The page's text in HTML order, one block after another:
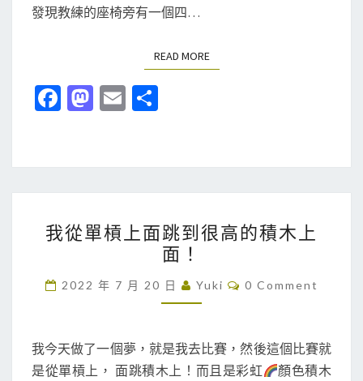
小
記
發現教練的座椅旁有一個四…
READ MOREREAD MORE
Fa
o
o
k
M
d
o
n
E
l
從
單
槓
上
跳
到
我從單槓上面跳到很高的積木上
面！
2022 年 7 月 20 日 Yuki
C
N
T
S
0 Comment
我今天做了一個夢，就是我去比賽，然後這個比賽就
是從單槓上， 面跳積木上！而且是彩虹
顏色積木